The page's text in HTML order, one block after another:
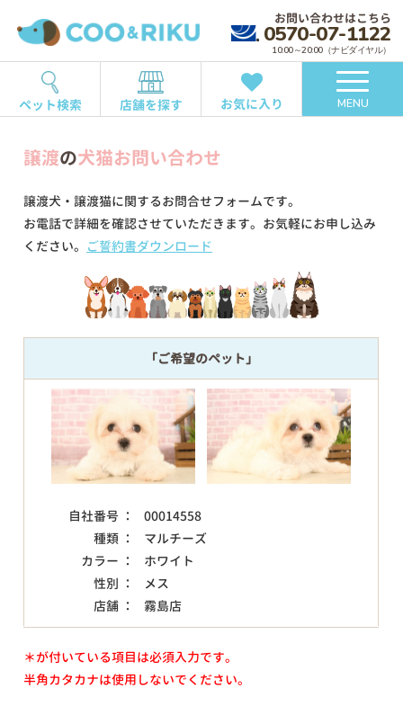
お問い合わせはこちら
0570-07-1122
10:00～20:00（ナビダイヤル）
ペット検索 店舗を探す お気に入り MENU
譲渡の犬猫お問い合わせ
譲渡犬・譲渡猫に関するお問合せフォームです。
お電話で詳細を確認させていただきます。お気軽にお申し込み
ください。 ご誓約書ダウンロード
「ご希望のペット」
自社番号 ：
00014558
種類 ：
マルチーズ
カラー ：
ホワイト
性別 ：
メス
店舗 ：
霧島店
＊が付いている項目は必須入力です。
半角カタカナは使用しないでください。